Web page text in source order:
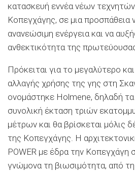
κατασκευή εννέα νέων
Κοπεγχάγης, σε μια προσπάθεια
ανανεώσιμη ενέργεια και να
ανθεκτικότητα της
Πρόκειται για το μεγαλύτερο
αλλαγής χρήσης της γης στη
ονομάστηκε Holmene, δηλαδή τα
συνολική έκταση τριών
μέτρων και θα βρίσκεται μόλις
της Κοπεγχάγης. Η
POWER με έδρα την Κοπεγχάγη
γνώμονα τη βιωσιμότητα, από τη